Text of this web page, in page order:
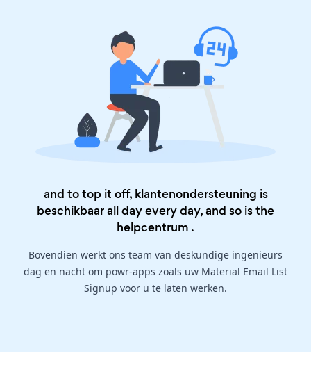
and to top it off, klantenondersteuning is
beschikbaar all day every day, and so is the
helpcentrum .
Bovendien werkt ons team van deskundige ingenieurs
dag en nacht om powr-apps zoals uw Material Email List
Signup voor u te laten werken.